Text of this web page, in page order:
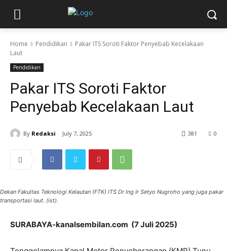
Home Pendidikan
Pakar ITS Soroti Faktor Penyebab Kecelakaan
Laut
Pendidikan
Pakar ITS Soroti Faktor
Penyebab Kecelakaan Laut
By Redaksi July 7, 2025 0
381
Dekan Fakultas Teknologi Kelautan (FTK) ITS Dr Ing Ir Setyo Nugroho yang juga pakar
transportasi laut. (ist).
SURABAYA-kanalsembilan.com (7 Juli 2025)